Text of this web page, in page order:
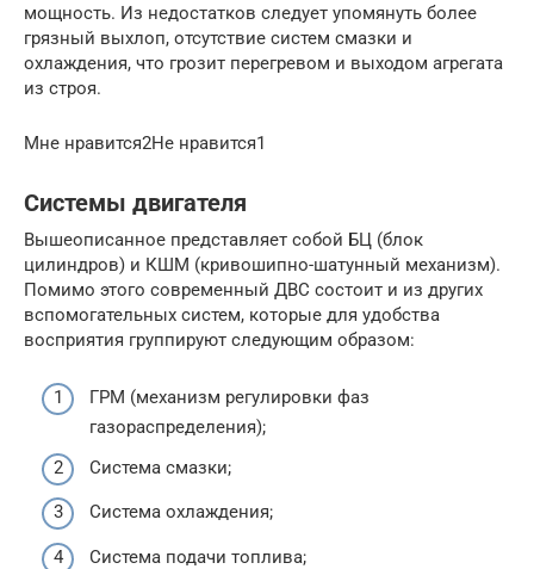
мощность. Из недостатков следует упомянуть более
грязный выхлоп, отсутствие систем смазки и
охлаждения, что грозит перегревом и выходом агрегата
из строя.
Мне нравится2Не нравится1
Системы двигателя
Вышеописанное представляет собой БЦ (блок
цилиндров) и КШМ (кривошипно-шатунный механизм).
Помимо этого современный ДВС состоит и из других
вспомогательных систем, которые для удобства
восприятия группируют следующим образом:
ГРМ (механизм регулировки фаз
газораспределения);
Система смазки;
Система охлаждения;
Система подачи топлива;